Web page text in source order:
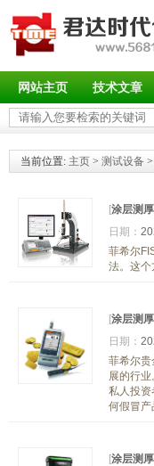
网站主页 技术文章
当前位置: 主页 > 测试设备 >
[涂层测
日期：
菲希尔
法。这个
[涂层测
日期：
菲希尔
展的行
私人投
何假冒产
[涂层测